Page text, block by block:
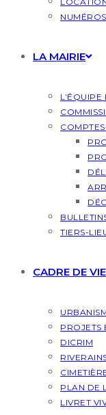
LA MAIRIE
L’ÉQUIPE
TIERS-
CADRE DE VIE
PROJETS
DICRIM
PLAN DE
LIVRET